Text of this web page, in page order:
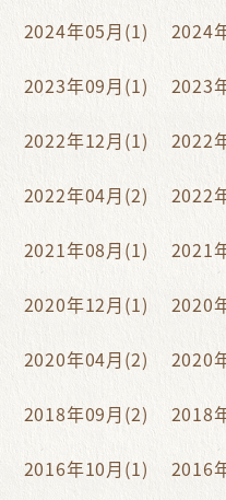
2024年05月(1) 2024
2023年09月(1) 2023
2022年12月(1) 2022
2022年04月(2) 2022
2021年08月(1) 2021
2020年12月(1) 2020
2020年04月(2) 2020
2018年09月(2) 2018
2016年10月(1) 2016